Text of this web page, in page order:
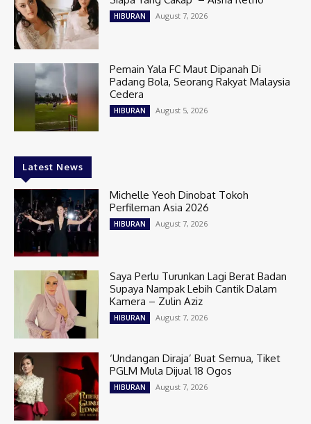
HIBURAN August 7, 2026
Pemain Yala FC Maut Dipanah Di
Padang Bola, Seorang Rakyat Malaysia
Cedera
HIBURAN August 5, 2026
Latest News
Michelle Yeoh Dinobat Tokoh
Perfileman Asia 2026
HIBURAN August 7, 2026
Saya Perlu Turunkan Lagi Berat Badan
Supaya Nampak Lebih Cantik Dalam
Kamera – Zulin Aziz
HIBURAN August 7, 2026
‘Undangan Diraja’ Buat Semua, Tiket
PGLM Mula Dijual 18 Ogos
HIBURAN August 7, 2026